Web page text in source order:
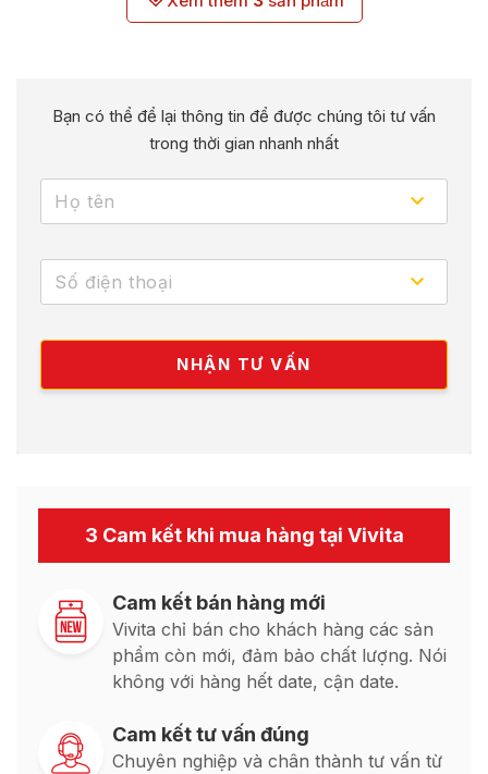
Bạn có thể để lại thông tin để được chúng tôi tư vấn
trong thời gian nhanh nhất
3 Cam kết khi mua hàng tại Vivita
Cam kết bán hàng mới
Vivita chỉ bán cho khách hàng các sản
phẩm còn mới, đảm bảo chất lượng. Nói
không với hàng hết date, cận date.
Cam kết tư vấn đúng
Chuyên nghiệp và chân thành tư vấn từ